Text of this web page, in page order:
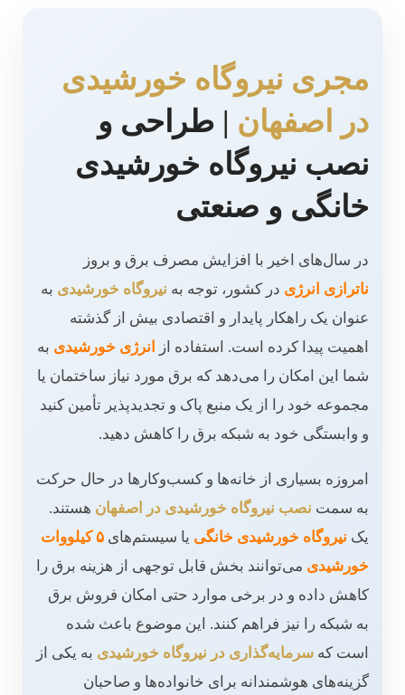
مجری نیروگاه خورشیدی
در اصفهان | طراحی و
نصب نیروگاه خورشیدی
خانگی و صنعتی
در سال‌های اخیر با افزایش مصرف برق و بروز
ناترازی انرژی در کشور، توجه به نیروگاه خورشیدی به
عنوان یک راهکار پایدار و اقتصادی بیش از گذشته
اهمیت پیدا کرده است. استفاده از
انرژی خورشیدی به
شما این امکان را می‌دهد که برق مورد نیاز ساختمان یا
مجموعه خود را از یک منبع پاک و تجدیدپذیر تأمین کنید
و وابستگی خود به شبکه برق را کاهش دهید.
امروزه بسیاری از خانه‌ها و کسب‌وکارها در حال حرکت
به سمت نصب نیروگاه خورشیدی در اصفهان هستند.
یک نیروگاه خورشیدی خانگی یا سیستم‌های
۵ کیلووات
خورشیدی می‌توانند بخش قابل توجهی از هزینه برق را
کاهش داده و در برخی موارد حتی امکان فروش برق
به شبکه را نیز فراهم کنند. این موضوع باعث شده
است که سرمایه‌گذاری در نیروگاه خورشیدی به یکی از
گزینه‌های هوشمندانه برای خانواده‌ها و صاحبان